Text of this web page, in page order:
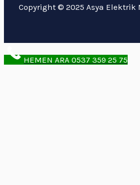
Copyright © 2025 Asya Elektrik
HEMEN ARA 0537 359 25 75